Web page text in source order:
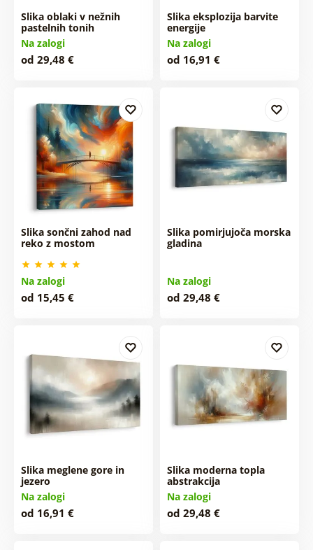
Slika oblaki v nežnih
pastelnih tonih
Na zalogi
od 29,48 €
Slika eksplozija barvite
energije
Na zalogi
od 16,91 €
Slika sončni zahod nad
reko z mostom
Na zalogi
od 15,45 €
Slika pomirjujoča morska
gladina
Na zalogi
od 29,48 €
Slika meglene gore in
jezero
Na zalogi
od 16,91 €
Slika moderna topla
abstrakcija
Na zalogi
od 29,48 €